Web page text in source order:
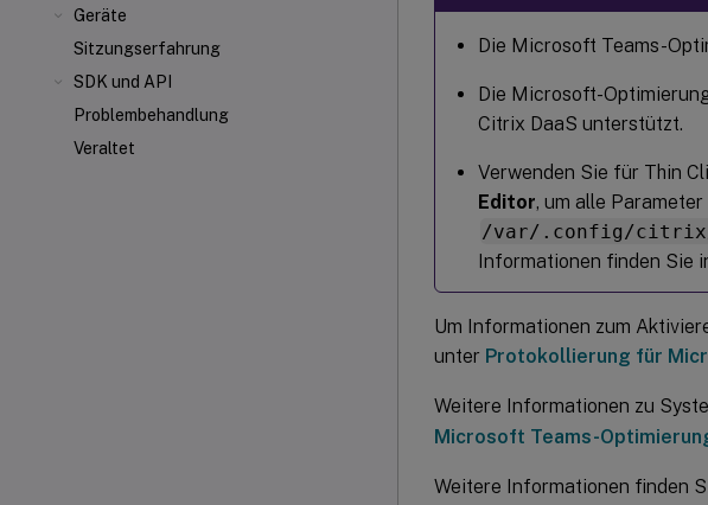
Geräte
Sitzungserfahrung
SDK und API
Problembehandlung
Veraltet
Die Microsoft Teams-
Die Microsoft-
Citrix DaaS unterstützt.
Verwenden Sie für Thin
Editor, um alle
/var/.config/citrix/
Informationen finden Sie
Um Informationen zum
unter Protokollierung für
Weitere Informationen zu
Microsoft Teams-
Weitere Informationen finden